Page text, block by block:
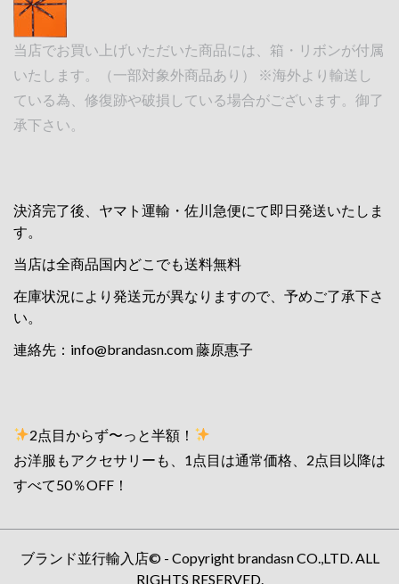
当店でお買い上げいただいた商品には、箱・リボンが付属
いたします。（一部対象外商品あり） ※海外より輸送し
ている為、修復跡や破損している場合がございます。御了
承下さい。
決済完了後、ヤマト運輸・佐川急便にて即日発送いたしま
す。
当店は全商品国内どこでも送料無料
在庫状況により発送元が異なりますので、予めご了承下さ
い。
連絡先： info@brandasn.com藤原惠子
2点目からず〜っと半額！
お洋服もアクセサリーも、1点目は通常価格、2点目以降は
すべて50％OFF！
ブランド並行輸入店© - Copyright brandasn CO.,LTD. ALL
RIGHTS RESERVED.